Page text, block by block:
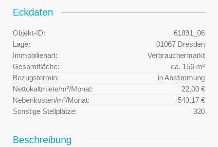
Eckdaten
Objekt-ID:
61891_06
Lage:
01067 Dresden
Immobilienart:
Verbrauchermarkt
Gesamtfläche:
ca. 156 m²
Bezugstermin:
in Abstimmung
Nettokaltmiete/m²/Monat:
22,00 €
Nebenkosten/m²/Monat:
543,17 €
Sonstige Stellplätze:
320
Beschreibung